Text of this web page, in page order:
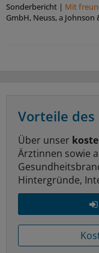
Sonderbericht | Mit
GmbH, Neuss, a
Vorteile des
Über unser
Ärztinnen sowie
Hintergründe,